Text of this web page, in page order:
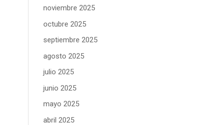
noviembre 2025
octubre 2025
septiembre 2025
agosto 2025
julio 2025
junio 2025
mayo 2025
abril 2025